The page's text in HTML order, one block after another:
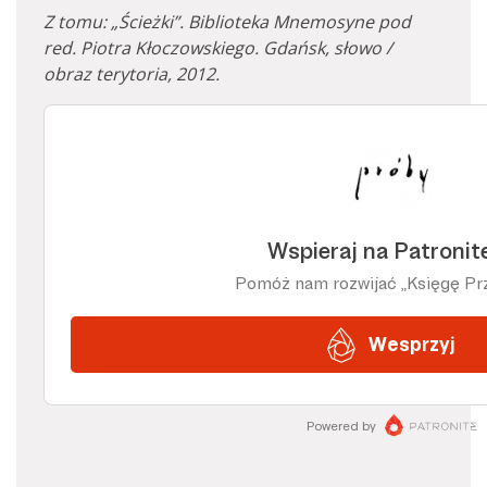
Z tomu: „Ścieżki”. Biblioteka Mnemosyne pod
red. Piotra Kłoczowskiego. Gdańsk, słowo /
obraz terytoria, 2012.